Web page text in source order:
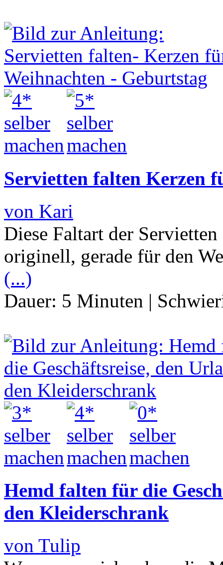
Servietten falten Kerzen
von Kari
Diese Faltart der
originell, gerade für den
(...)
Dauer: 5 Minuten |
Hemd falten für die
den Kleiderschrank
von Tulip